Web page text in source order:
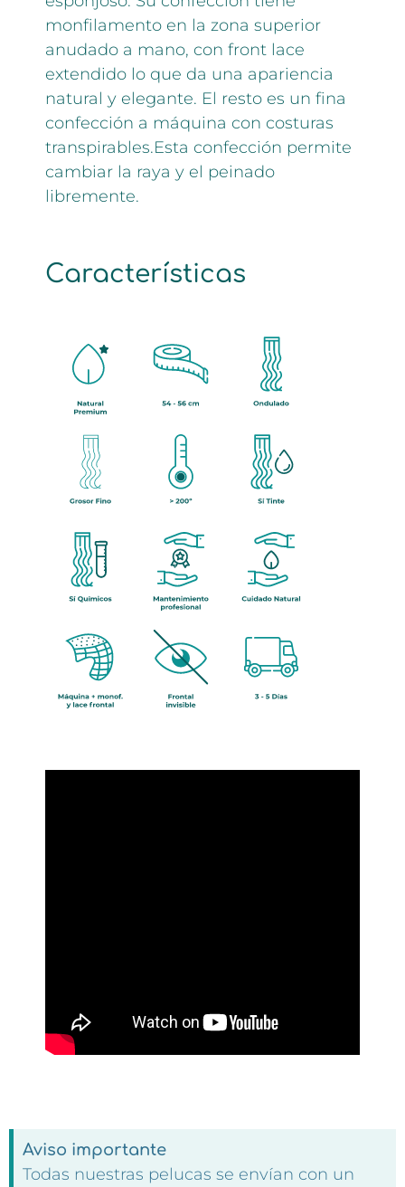
monfilamento en la zona superior
anudado a mano, con front lace
extendido lo que da una apariencia
natural y elegante. El resto es un fina
confección a máquina con costuras
transpirables.Esta confección permite
cambiar la raya y el peinado
libremente.
Características
Aviso importante
Todas nuestras pelucas se envían con un